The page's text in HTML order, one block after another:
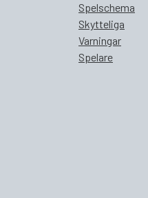
Spelschema
Skytteliga
Varningar
Spelare